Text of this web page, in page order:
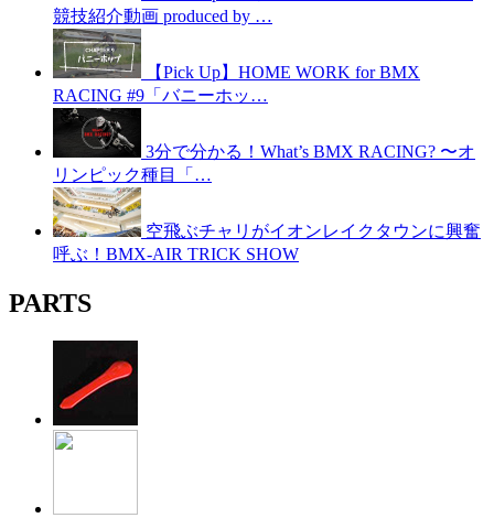
競技紹介動画 produced by …
【Pick Up】HOME WORK for BMX
RACING #9「バニーホッ…
3分で分かる！What’s BMX RACING? 〜オ
リンピック種目「…
空飛ぶチャリがイオンレイクタウンに興奮
呼ぶ！BMX-AIR TRICK SHOW
PARTS